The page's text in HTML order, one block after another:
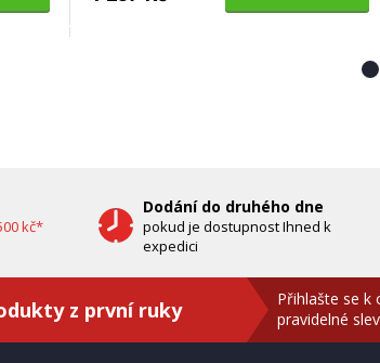
kč*
Dodání do druhého dne
pokud je dostupnost Ihned k
expedici
z první ruky
Přihlašte se k
pravidelné